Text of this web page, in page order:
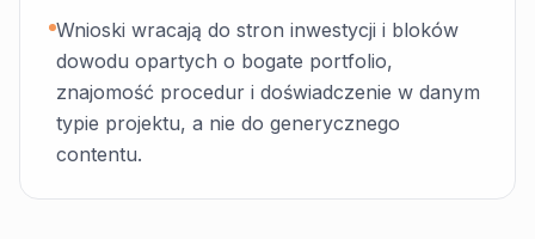
Wnioski wracają do stron inwestycji i bloków
dowodu opartych o bogate portfolio,
znajomość procedur i doświadczenie w danym
typie projektu, a nie do generycznego
contentu.